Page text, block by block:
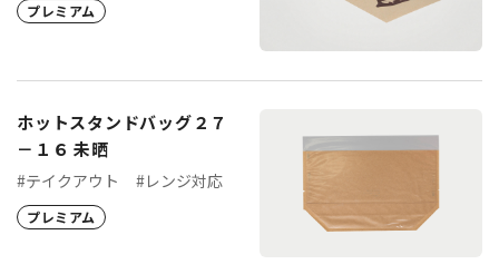
プレミアム
ホットスタンドバッグ２７
－１６ 未晒
#テイクアウト #レンジ対応
プレミアム